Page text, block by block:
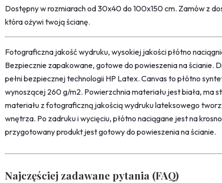
Dostępny w rozmiarach od 30x40 do 100x150 cm. Zamów z
która ożywi twoją ścianę.
Fotograficzna jakość wydruku, wysokiej jakości płótno
Bezpiecznie zapakowane, gotowe do powieszenia na ścianie.
pełni bezpiecznej technologii HP Latex. Canvas to płótno
wynoszącej 260 g/m2. Powierzchnia materiału jest biała, ma
materiału z fotograficzną jakością wydruku lateksowego
wnętrza. Po zadruku i wycięciu, płótno naciągane jest na
przygotowany produkt jest gotowy do powieszenia na ścianie.
Najczęściej zadawane pytania (FAQ)